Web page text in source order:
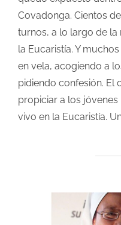
Covadonga. Cientos
turnos, a lo largo de la
la Eucaristía. Y
en vela, acogiendo a
pidiendo confesión. El
propiciar a los
vivo en la Eucaristía.